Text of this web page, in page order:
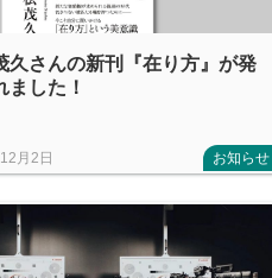
久さんの新刊『在り方』が発
ました！
月2日 お知らせ